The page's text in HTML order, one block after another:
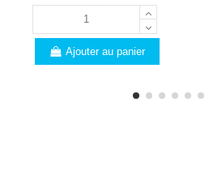
Ajouter au panier